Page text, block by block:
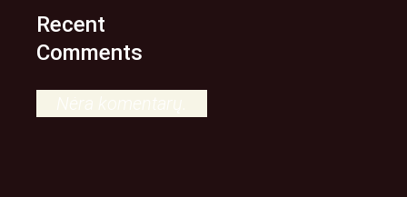
Recent
Comments
Nėra komentarų.